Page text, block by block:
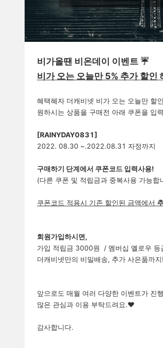
비가올땐 비온데이 이벤트 ☔️
비가 오는 오늘만 5% 추가 할인
혜택혜자 더캐비넷 비가 오는 오늘만 할
원하시는 상품을 구매전 아래 쿠폰을 입
[RAINYDAY0831]
2022. 08.30 ~.2022.08.31 자정까지
구매하기 단계에서 쿠폰코드 입력사용!
(다른 쿠폰 및 적립금과 중복사용 가능합
쿠폰코드 적용시 기존 할인된 금액에서
회원가입하시면,
가입 적립금 3000원 / 멤버십 옐로우 등
더캐비넷만의 비밀배송, 추가 사은품까지
앞으로도 매월 여러 다양한 이벤트가 진
많은 관심과 이용 부탁드려요.❤️
감사합니다.